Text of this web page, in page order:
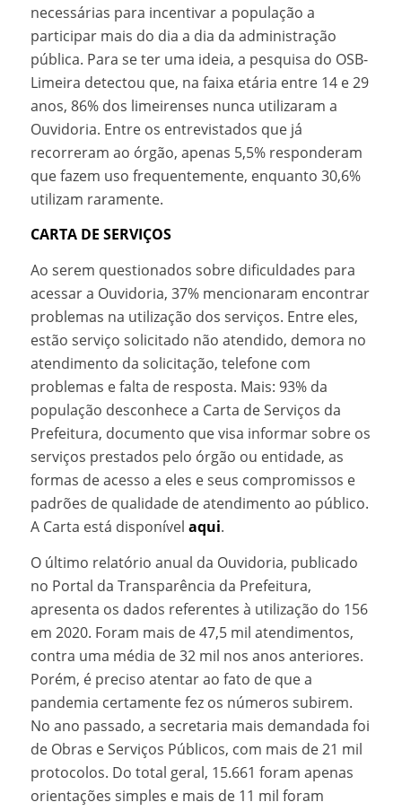
necessárias para incentivar a população a
participar mais do dia a dia da administração
pública. Para se ter uma ideia, a pesquisa do OSB-
Limeira detectou que, na faixa etária entre 14 e 29
anos, 86% dos limeirenses nunca utilizaram a
Ouvidoria. Entre os entrevistados que já
recorreram ao órgão, apenas 5,5% responderam
que fazem uso frequentemente, enquanto 30,6%
utilizam raramente.
CARTA DE SERVIÇOS
Ao serem questionados sobre dificuldades para
acessar a Ouvidoria, 37% mencionaram encontrar
problemas na utilização dos serviços. Entre eles,
estão serviço solicitado não atendido, demora no
atendimento da solicitação, telefone com
problemas e falta de resposta. Mais: 93% da
população desconhece a Carta de Serviços da
Prefeitura, documento que visa informar sobre os
serviços prestados pelo órgão ou entidade, as
formas de acesso a eles e seus compromissos e
padrões de qualidade de atendimento ao público.
A Carta está disponível aqui.
O último relatório anual da Ouvidoria, publicado
no Portal da Transparência da Prefeitura,
apresenta os dados referentes à utilização do 156
em 2020. Foram mais de 47,5 mil atendimentos,
contra uma média de 32 mil nos anos anteriores.
Porém, é preciso atentar ao fato de que a
pandemia certamente fez os números subirem.
No ano passado, a secretaria mais demandada foi
de Obras e Serviços Públicos, com mais de 21 mil
protocolos. Do total geral, 15.661 foram apenas
orientações simples e mais de 11 mil foram